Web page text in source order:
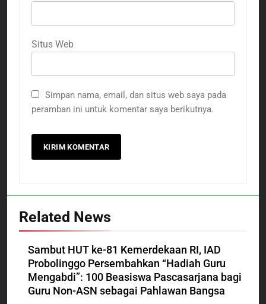
Situs Web
Simpan nama, email, dan situs web saya pada
peramban ini untuk komentar saya berikutnya.
Related News
Sambut HUT ke-81 Kemerdekaan RI, IAD
Probolinggo Persembahkan “Hadiah Guru
Mengabdi”: 100 Beasiswa Pascasarjana bagi
Guru Non-ASN sebagai Pahlawan Bangsa